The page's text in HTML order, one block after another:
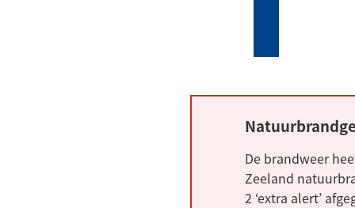
externe
Alarm:
De brandweer
Zeeland
2 ‘extra alert’